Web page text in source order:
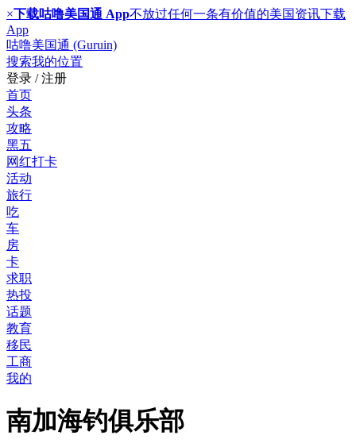
×下载咕噜美国通 App不放过任何一条有价值的美国资讯下载
App
咕噜美国通 (Guruin)
搜索我的位置
登录 / 注册
首页
头条
攻略
黑五
网红打卡
活动
旅行
吃
车
房
卡
求职
热投
话题
教育
移民
工商
我的
南加海钓俱乐部